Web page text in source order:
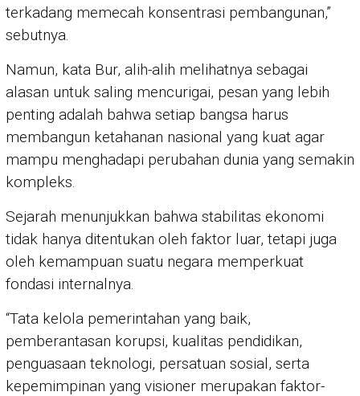
terkadang memecah konsentrasi pembangunan,”
sebutnya.
Namun, kata Bur, alih-alih melihatnya sebagai
alasan untuk saling mencurigai, pesan yang lebih
penting adalah bahwa setiap bangsa harus
membangun ketahanan nasional yang kuat agar
mampu menghadapi perubahan dunia yang semakin
kompleks.
Sejarah menunjukkan bahwa stabilitas ekonomi
tidak hanya ditentukan oleh faktor luar, tetapi juga
oleh kemampuan suatu negara memperkuat
fondasi internalnya.
“Tata kelola pemerintahan yang baik,
pemberantasan korupsi, kualitas pendidikan,
penguasaan teknologi, persatuan sosial, serta
kepemimpinan yang visioner merupakan faktor-